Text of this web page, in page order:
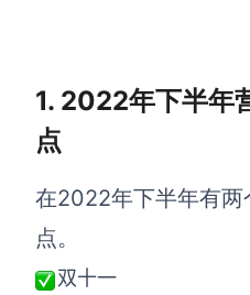
情绪
1. 2022年下半年
点
在2022年下半年有两
点。
双十一